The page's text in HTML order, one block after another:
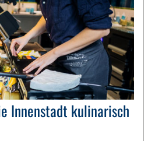
Innenstadt kulinarisch